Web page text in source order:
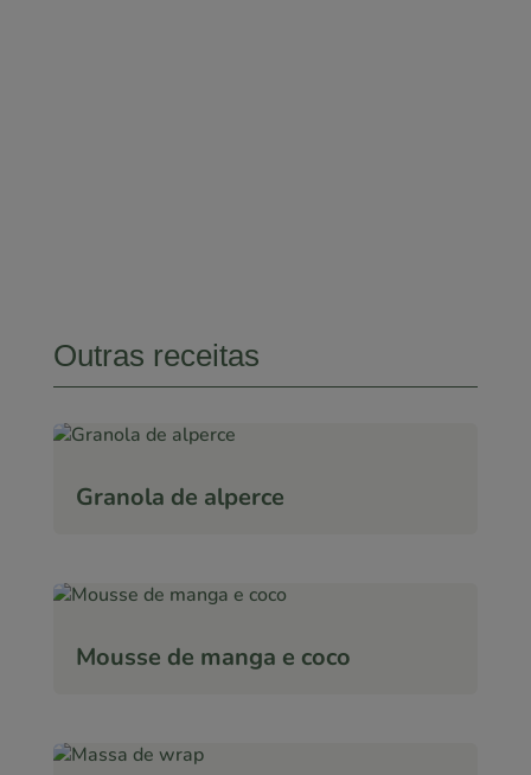
Outras receitas
Granola de alperce
Mousse de manga e coco